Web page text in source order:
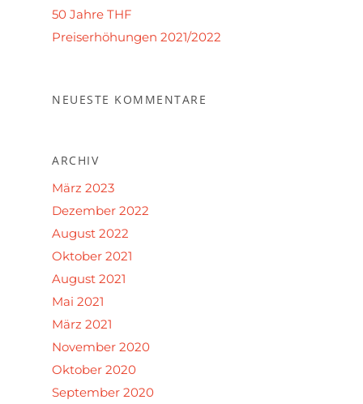
50 Jahre THF
Preiserhöhungen 2021/2022
NEUESTE KOMMENTARE
ARCHIV
März 2023
Dezember 2022
August 2022
Oktober 2021
August 2021
Mai 2021
März 2021
November 2020
Oktober 2020
September 2020